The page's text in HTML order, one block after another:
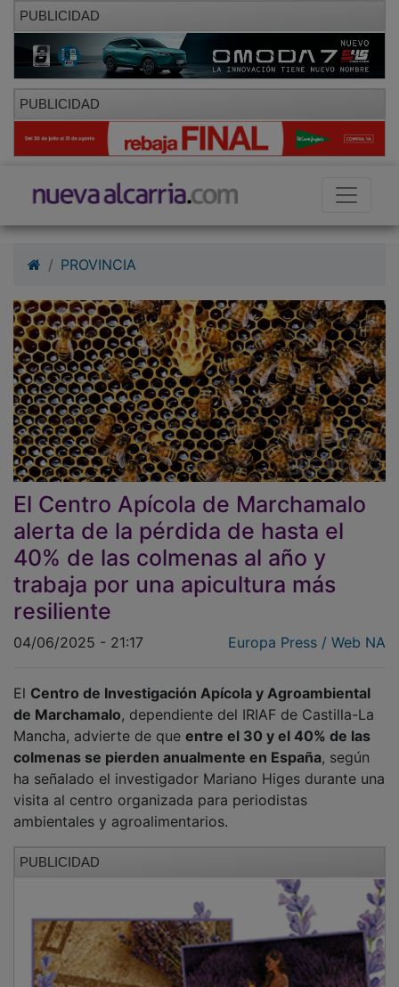
PUBLICIDAD
PUBLICIDAD
El Centro Apícola de Marchamalo
alerta de la pérdida de hasta el
40% de las colmenas al año y
trabaja por una apicultura más
resiliente
de Marchamalo, dependiente del IRIAF de Castilla-La
Mancha, advierte de queentre el 30 y el 40% de las
colmenas se pierden anualmente en España, según
ha señalado el investigador Mariano Higes durante una
visita al centro organizada para periodistas
ambientales y agroalimentarios.